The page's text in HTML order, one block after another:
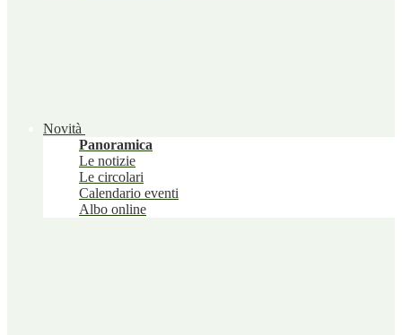
Novità
Panoramica
Le notizie
Le circolari
Calendario eventi
Albo online